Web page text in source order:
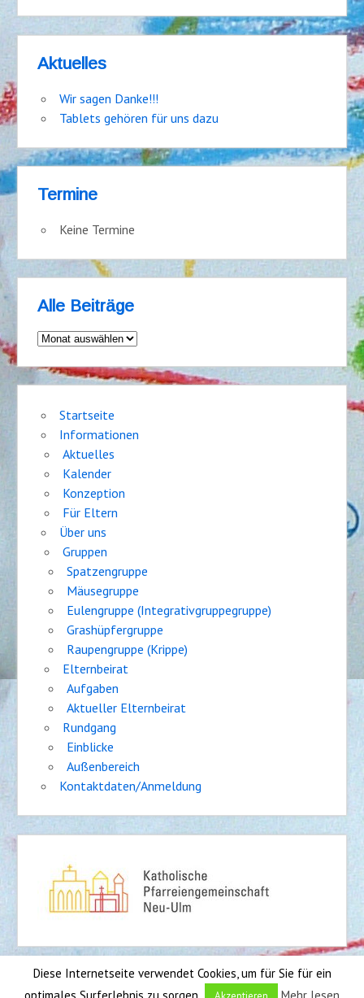
Aktuelles
Wir sagen Danke!!!
Tablets gehören für uns dazu
Termine
Keine Termine
Alle Beiträge
Alle
Beiträge
Startseite
Informationen
Aktuelles
Kalender
Konzeption
Für Eltern
Über uns
Gruppen
Spatzengruppe
Mäusegruppe
Eulengruppe (Integrativgruppegruppe)
Grashüpfergruppe
Raupengruppe (Krippe)
Elternbeirat
Aufgaben
Aktueller Elternbeirat
Rundgang
Einblicke
Außenbereich
Kontaktdaten/Anmeldung
Diese Internetseite verwendet Cookies, um für Sie für ein